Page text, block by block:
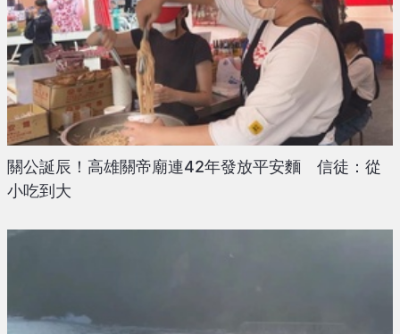
關公誕辰！高雄關帝廟連42年發放平安麵 信徒：從
小吃到大